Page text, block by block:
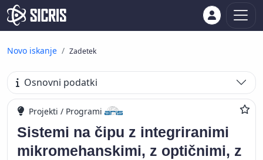
Novo iskanje Zadetek
Osnovni podatki
Projekti / Programi
Sistemi na čipu z integriranimi
mikromehanskimi, z optičnimi, z